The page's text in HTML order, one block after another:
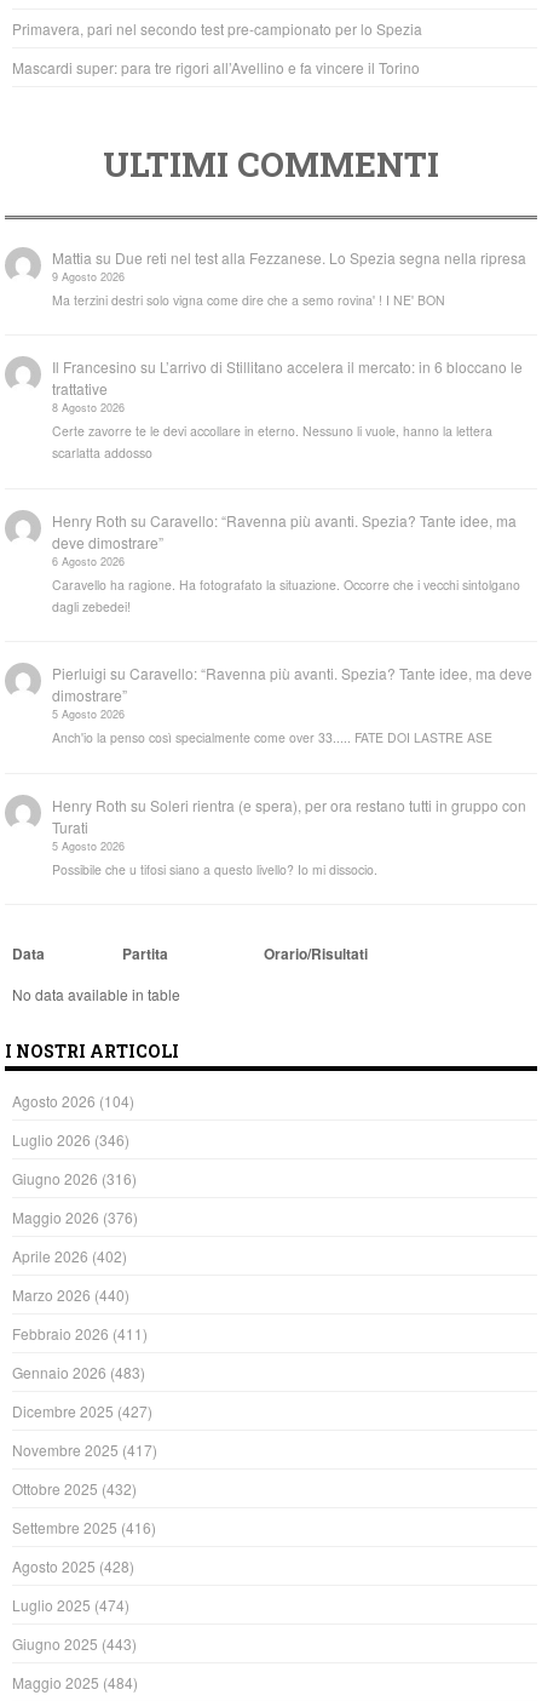
k
Primavera, pari nel secondo test pre-campionato per lo Spezia
Mascardi super: para tre rigori all’Avellino e fa vincere il Torino
ULTIMI COMMENTI
Mattia su Due reti nel test alla Fezzanese. Lo Spezia segna nella ripresa
9 Agosto 2026
Ma terzini destri solo vigna come dire che a semo rovina' ! I NE' BON
Il Francesino su L’arrivo di Stillitano accelera il mercato: in 6 bloccano le
trattative
8 Agosto 2026
Certe zavorre te le devi accollare in eterno. Nessuno li vuole, hanno la lettera
scarlatta addosso
Henry Roth suCaravello: “Ravenna più avanti. Spezia? Tante idee, ma
deve dimostrare”
6 Agosto 2026
Caravello ha ragione. Ha fotografato la situazione. Occorre che i vecchi sintolgano
dagli zebedei!
Pierluigi suCaravello: “Ravenna più avanti. Spezia? Tante idee, ma deve
dimostrare”
5 Agosto 2026
Anch'io la penso così specialmente come over 33..... FATE DOI LASTRE ASE
Henry Roth suSoleri rientra (e spera), per ora restano tutti in gruppo con
Turati
5 Agosto 2026
Possibile che u tifosi siano a questo livello? Io mi dissocio.
Data Partita Orario/Risultati
No data available in table
I NOSTRI ARTICOLI
Agosto 2026 (104)
Luglio 2026 (346)
Giugno 2026 (316)
Maggio 2026 (376)
Aprile 2026 (402)
Marzo 2026 (440)
Febbraio 2026 (411)
Gennaio 2026 (483)
Dicembre 2025 (427)
Novembre 2025 (417)
Ottobre 2025 (432)
Settembre 2025 (416)
Agosto 2025 (428)
Luglio 2025 (474)
Giugno 2025 (443)
Maggio 2025 (484)